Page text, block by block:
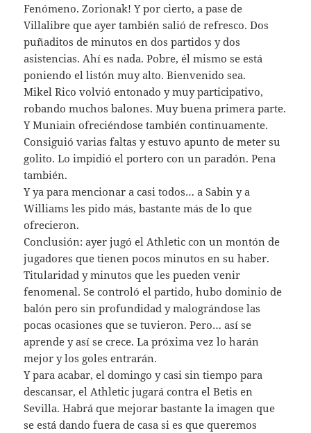
Fenómeno. Zorionak! Y por cierto, a pase de
Villalibre que ayer también salió de refresco. Dos
puñaditos de minutos en dos partidos y dos
asistencias. Ahí es nada. Pobre, él mismo se está
poniendo el listón muy alto. Bienvenido sea.
Mikel Rico volvió entonado y muy participativo,
robando muchos balones. Muy buena primera parte.
Y Muniain ofreciéndose también continuamente.
Consiguió varias faltas y estuvo apunto de meter su
golito. Lo impidió el portero con un paradón. Pena
también.
Y ya para mencionar a casi todos… a Sabin y a
Williams les pido más, bastante más de lo que
ofrecieron.
Conclusión: ayer jugó el Athletic con un montón de
jugadores que tienen pocos minutos en su haber.
Titularidad y minutos que les pueden venir
fenomenal. Se controló el partido, hubo dominio de
balón pero sin profundidad y malográndose las
pocas ocasiones que se tuvieron. Pero… así se
aprende y así se crece. La próxima vez lo harán
mejor y los goles entrarán.
Y para acabar, el domingo y casi sin tiempo para
descansar, el Athletic jugará contra el Betis en
Sevilla. Habrá que mejorar bastante la imagen que
se está dando fuera de casa si es que queremos